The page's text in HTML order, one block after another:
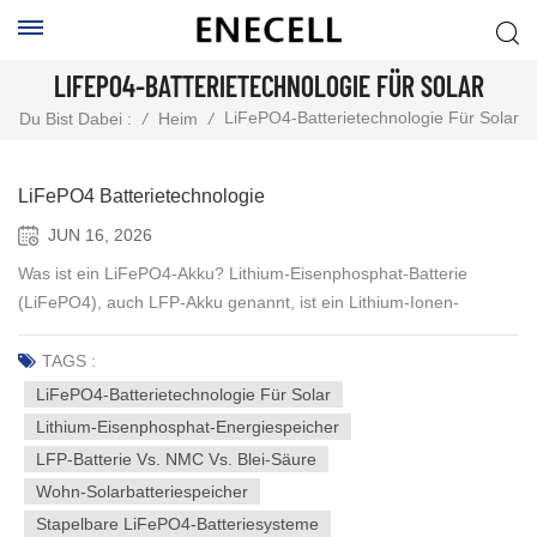
LIFEPO4-BATTERIETECHNOLOGIE FÜR SOLAR
Du Bist Dabei : / Heim / LiFePO4-Batterietechnologie Für Solar
LiFePO4 Batterietechnologie
JUN 16, 2026
Was ist ein LiFePO4-Akku? Lithium-Eisenphosphat-Batterie
(LiFePO4), auch LFP-Akku genannt, ist ein Lithium-Ionen-
Akkutyp, der Lithium-Eisenphosphat als Kathodenmaterial
verwendet. Im Gegensatz zu herkömmlichen Lithium-Ionen-Akkus
auf Kobaltbasis bietet LiFePO4 eine einzigartige Kombination aus
Sicherheit, Langlebigkeit und Umweltfreundlichkeit, die ihn zur
bevorzugten Energiespeicherlösung für private, gewerbliche und
industrielle Solaranwendungen macht. Die wesentlichen
Eigenschaften der LiFePO4-Akkutechnologie umfassen:
Außergewöhnliche Zyklenlebensdauer – LiFePO4-Akkus liefern
TAGS :
LiFePO4-Batterietechnologie Für Solar
Lithium-Eisenphosphat-Energiespeicher
LFP-Batterie Vs. NMC Vs. Blei-Säure
Wohn-Solarbatteriespeicher
Stapelbare LiFePO4-Batteriesysteme